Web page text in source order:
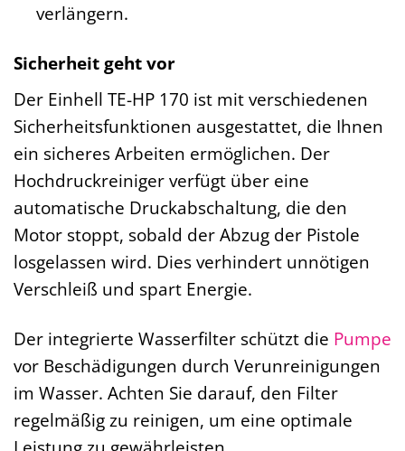
verlängern.
Sicherheit geht vor
Der Einhell TE-HP 170 ist mit verschiedenen
Sicherheitsfunktionen ausgestattet, die Ihnen
ein sicheres Arbeiten ermöglichen. Der
Hochdruckreiniger verfügt über eine
automatische Druckabschaltung, die den
Motor stoppt, sobald der Abzug der Pistole
losgelassen wird. Dies verhindert unnötigen
Verschleiß und spart Energie.
Der integrierte Wasserfilter schützt die Pumpe
vor Beschädigungen durch Verunreinigungen
im Wasser. Achten Sie darauf, den Filter
regelmäßig zu reinigen, um eine optimale